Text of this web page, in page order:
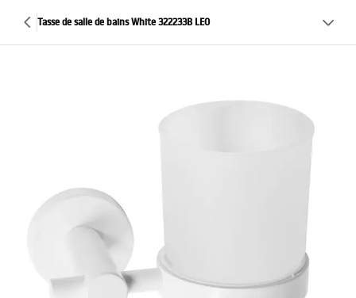
Tasse de salle de bains White 322233B LEO